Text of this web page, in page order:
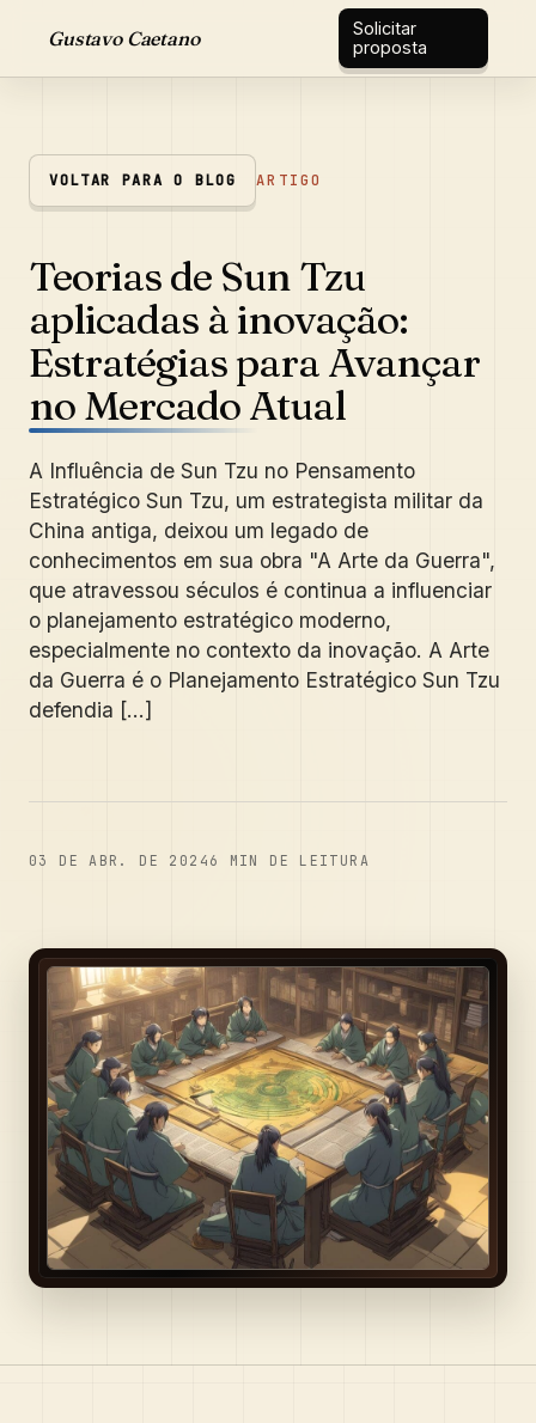
Gustavo Caetano
Solicitar
proposta
VOLTAR PARA O BLOG ARTIGO
Teorias de Sun Tzu
aplicadas à inovação:
Estratégias para Avançar
no Mercado Atual
A Influência de Sun Tzu no Pensamento
Estratégico Sun Tzu, um estrategista militar da
China antiga, deixou um legado de
conhecimentos em sua obra "A Arte da Guerra",
que atravessou séculos é continua a influenciar
o planejamento estratégico moderno,
especialmente no contexto da inovação. A Arte
da Guerra é o Planejamento Estratégico Sun Tzu
defendia [...]
03 DE ABR. DE 2024 6 MIN DE LEITURA